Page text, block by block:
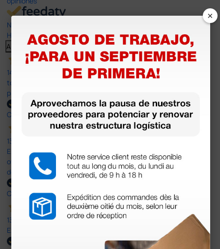
Nuestras reseñas de 4 y 5 estrellas.
Haga clic aquí para leerlos todos >
Anterior Siguiente
14 Jul 2026
todo correcto. podria señalar que un poco caro los portes y el
plazo de entrega se alarga.
Comprador verificado
13 Jul 2026
Es fácil hacer el pedido. El producto, bastante mas barato que en
otras plataformas de material médico. Pero el envío cuesta más
del doble que en cualquier otra empresa dentro de España.
Comprador verificado
13 Jul 2026
Excelente
×